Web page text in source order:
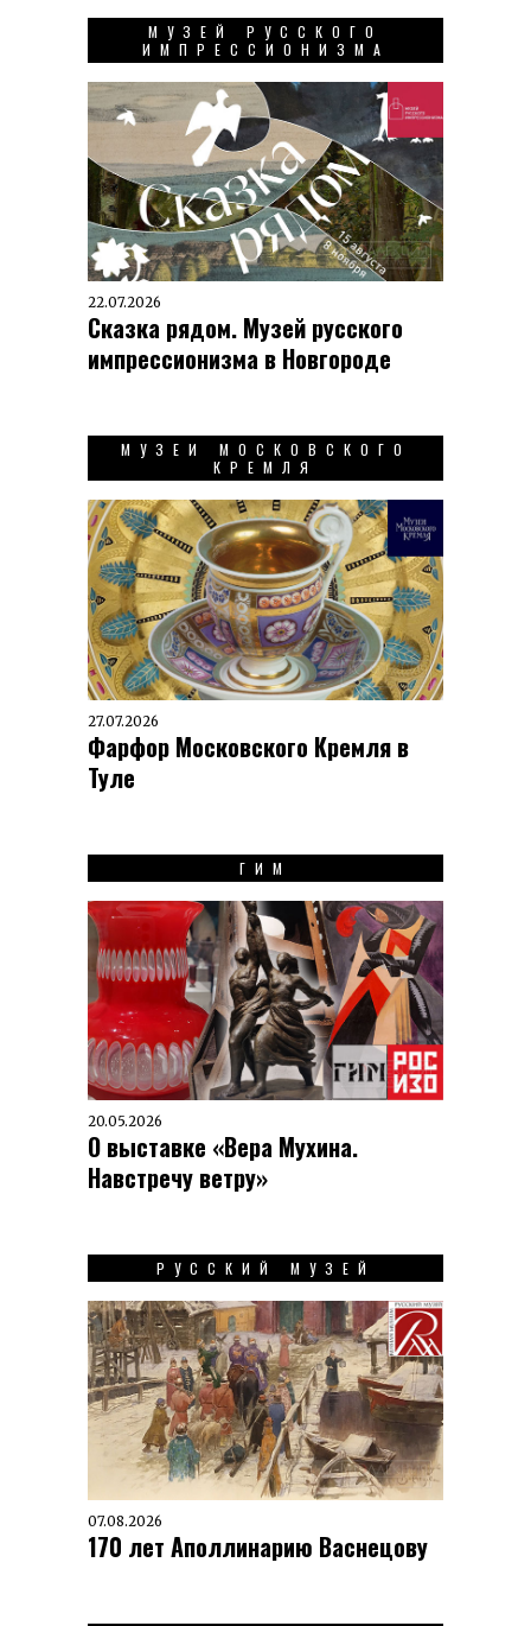
МУЗЕЙ РУССКОГО
ИМПРЕССИОНИЗМА
22.07.2026
Сказка рядом. Музей русского
импрессионизма в Новгороде
МУЗЕИ МОСКОВСКОГО
КРЕМЛЯ
27.07.2026
Фарфор Московского Кремля в
Туле
ГИМ
20.05.2026
О выставке «Вера Мухина.
Навстречу ветру»
РУССКИЙ МУЗЕЙ
07.08.2026
170 лет Аполлинарию Васнецову